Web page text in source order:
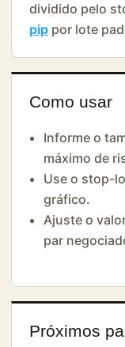
dividido pelo
pip por lote
Como usar
Informe o
máximo de
Use o stop-
gráfico.
Ajuste o
par
Próximos